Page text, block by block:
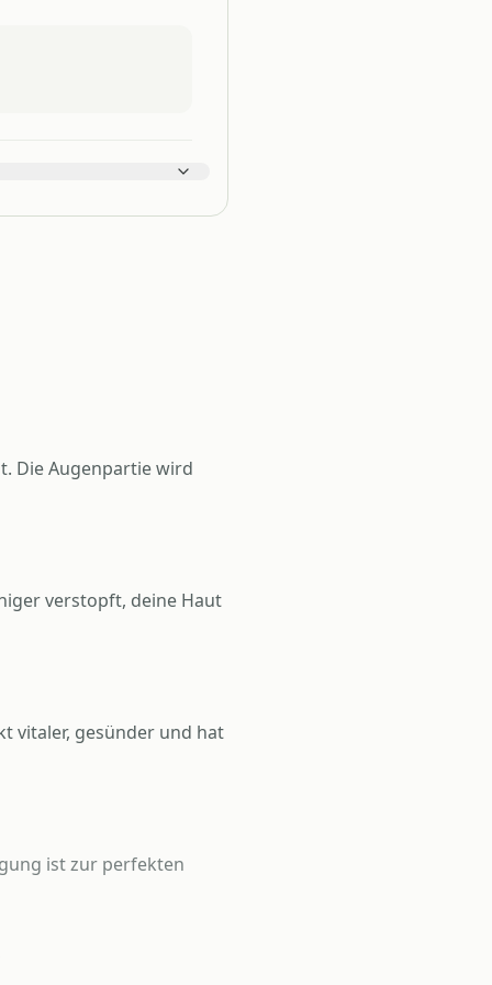
Die Augenpartie wird
verstopft, deine Haut
vitaler, gesünder und hat
ist zur perfekten